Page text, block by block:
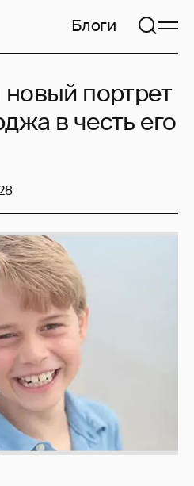
Блоги
портрет
в честь его